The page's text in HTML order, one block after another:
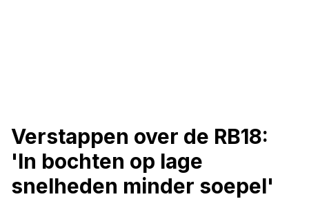
Verstappen over de RB18:
'In bochten op lage
snelheden minder soepel'